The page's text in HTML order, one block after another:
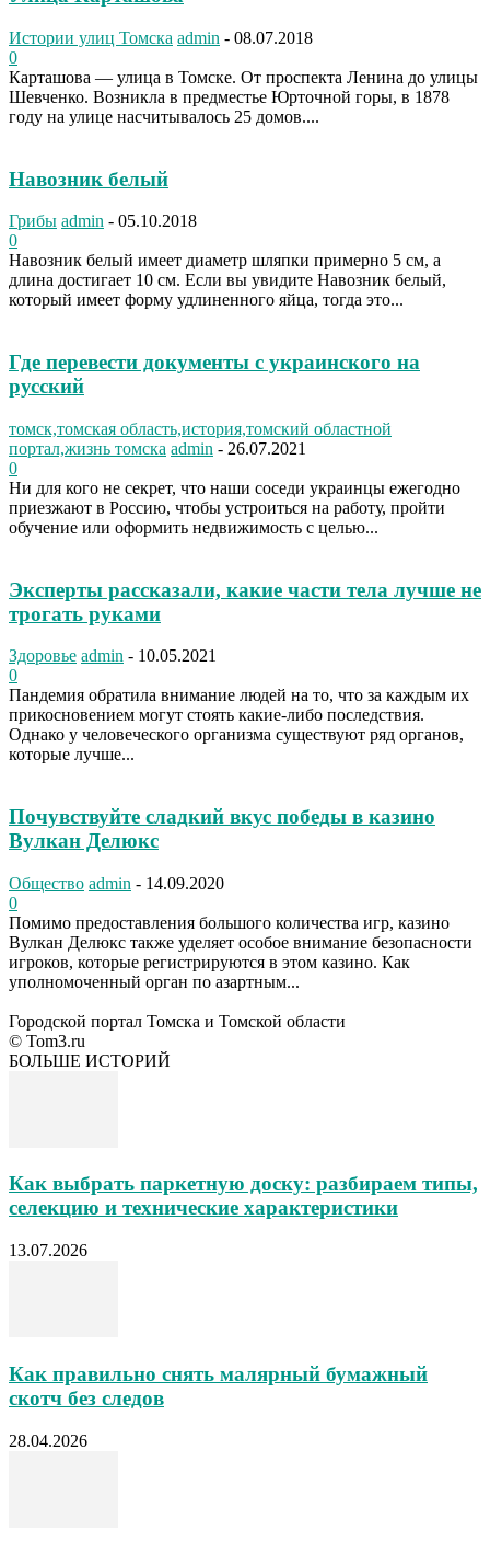
Истории улиц Томска admin - 08.07.2018
0
Карташова — улица в Томске. От проспекта Ленина до улицы
Шевченко. Возникла в предместье Юрточной горы, в 1878
году на улице насчитывалось 25 домов....
Навозник белый
Грибы admin - 05.10.2018
0
Навозник белый имеет диаметр шляпки примерно 5 см, а
длина достигает 10 см. Если вы увидите Навозник белый,
который имеет форму удлиненного яйца, тогда это...
Где перевести документы с украинского на
русский
томск,томская область,история,томский областной
портал,жизнь томска admin - 26.07.2021
0
Ни для кого не секрет, что наши соседи украинцы ежегодно
приезжают в Россию, чтобы устроиться на работу, пройти
обучение или оформить недвижимость с целью...
Эксперты рассказали, какие части тела лучше не
трогать руками
Здоровье admin - 10.05.2021
0
Пандемия обратила внимание людей на то, что за каждым их
прикосновением могут стоять какие-либо последствия.
Однако у человеческого организма существуют ряд органов,
которые лучше...
Почувствуйте сладкий вкус победы в казино
Вулкан Делюкс
Общество admin - 14.09.2020
0
Помимо предоставления большого количества игр, казино
Вулкан Делюкс также уделяет особое внимание безопасности
игроков, которые регистрируются в этом казино. Как
уполномоченный орган по азартным...
Городской портал Томска и Томской области
© Tom3.ru
БОЛЬШЕ ИСТОРИЙ
Как выбрать паркетную доску: разбираем типы,
селекцию и технические характеристики
13.07.2026
Как правильно снять малярный бумажный
скотч без следов
28.04.2026